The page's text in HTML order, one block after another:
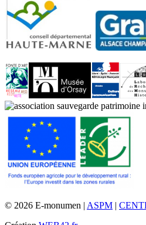
© 2026 E-monumen | ASPM |